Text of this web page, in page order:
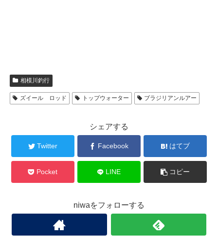
相模川釣行
ズイール ロッド トップウォーター ブラジリアンルアー
シェアする
Twitter Facebook はてブ
Pocket LINE コピー
niwaをフォローする